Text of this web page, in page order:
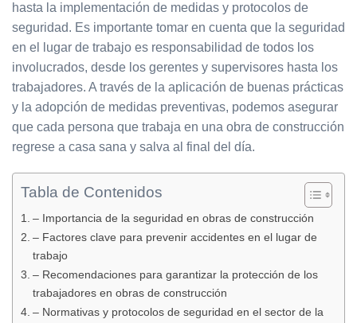
hasta la implementación de medidas y protocolos de
seguridad. Es importante tomar en cuenta que la seguridad
en el lugar de trabajo es responsabilidad de todos los
involucrados, desde los gerentes y supervisores hasta los
trabajadores. A través de la aplicación de buenas prácticas
y la adopción de medidas preventivas, podemos asegurar
que cada persona que trabaja en una obra de construcción
regrese a casa sana y salva al final del día.
Tabla de Contenidos
– Importancia de la seguridad en obras de construcción
– Factores clave para prevenir accidentes en el lugar de
trabajo
– Recomendaciones para garantizar la protección de los
trabajadores en obras de construcción
– Normativas y protocolos de seguridad en el sector de la